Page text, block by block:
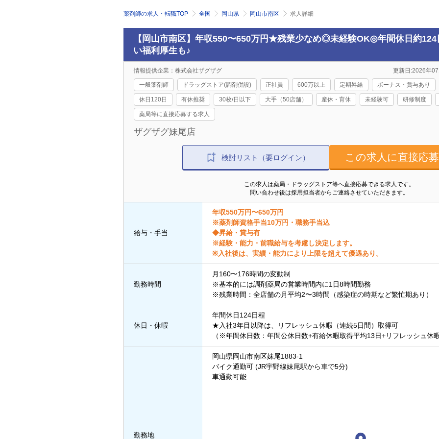
薬剤師の求人・転職TOP 全国 岡山県 岡山市南区 求人詳細
【岡山市南区】年収550〜650万円★残業少なめ◎未経験OK◎年間休日約124
い福利厚生も♪
情報提供企業：株式会社ザグザグ 更新日:2026年
一般薬剤師 ドラッグストア(調剤併設) 正社員 600万以上 定期昇給 ボーナス・賞与あり
休日120日 有休推奨 30枚/日以下 大手（50店舗） 産休・育休 未経験可 研修制度
薬局等に直接応募する求人
ザグザグ妹尾店
検討リスト（要ログイン） この求人に直接応
この求人は薬局・ドラッグストア等へ直接応募できる求人です。
問い合わせ後は採用担当者からご連絡させていただきます。
給与・手当
年収550万円〜650万円
※薬剤師資格手当10万円・職務手当込
◆昇給・賞与有
※経験・能力・前職給与を考慮し決定します。
※入社後は、実績・能力により上限を超えて優遇あり。
勤務時間
月160〜176時間の変動制
※基本的には調剤薬局の営業時間内に1日8時間勤務
※残業時間：全店舗の月平均2〜3時間（感染症の時期など繁忙期あり）
休日・休暇
年間休日124日程
★入社3年目以降は、リフレッシュ休暇（連続5日間）取得可
（※年間休日数：年間公休日数+有給休暇取得平均13日+リフレッシュ休
勤務地
岡山県岡山市南区妹尾1883-1
バイク通勤可 (JR宇野線妹尾駅から車で5分)
車通勤可能